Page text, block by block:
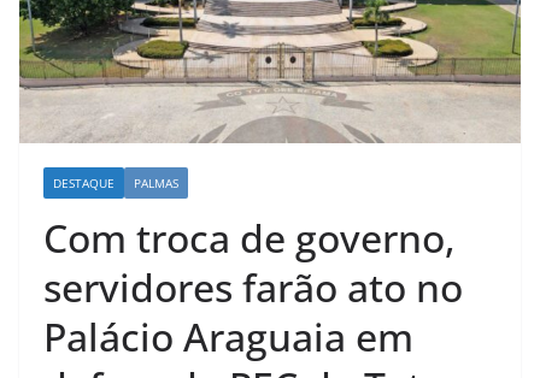
DESTAQUE PALMAS
Com troca de governo,
servidores farão ato no
Palácio Araguaia em